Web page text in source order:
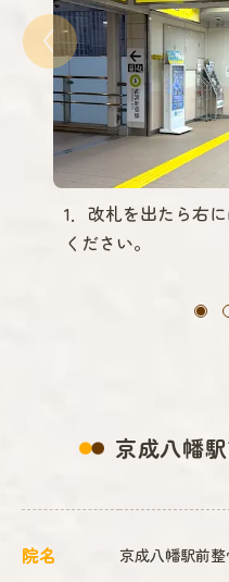
1．改札を出たら右
ください。
京成八幡
院名 京成八幡駅前